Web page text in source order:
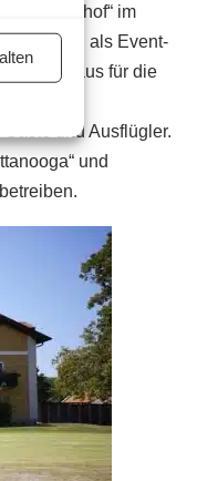
„Richardhof“ im
nur noch als Event-
das Haus für die
und Ausflügler.
und